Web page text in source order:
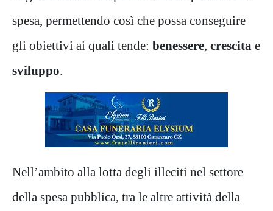
spesa, permettendo così che possa conseguire
gli obiettivi ai quali tende: benessere, crescita e
sviluppo.
Nell’ambito alla lotta degli illeciti nel settore
della spesa pubblica, tra le altre attività della